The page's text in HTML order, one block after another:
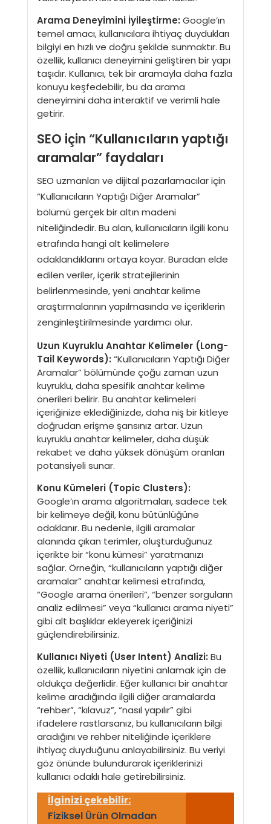
Arama Deneyimini İyileştirme: Google’ın
temel amacı, kullanıcılara ihtiyaç duydukları
bilgiyi en hızlı ve doğru şekilde sunmaktır. Bu
özellik, kullanıcı deneyimini geliştiren bir yapı
taşıdır. Kullanıcı, tek bir aramayla daha fazla
konuyu keşfedebilir, bu da arama
deneyimini daha interaktif ve verimli hale
getirir.
SEO için “Kullanıcıların yaptığı
aramalar” faydaları
SEO uzmanları ve dijital pazarlamacılar için
“Kullanıcıların Yaptığı Diğer Aramalar”
bölümü gerçek bir altın madeni
niteliğindedir. Bu alan, kullanıcıların ilgili konu
etrafında hangi alt kelimelere
odaklandıklarını ortaya koyar. Buradan elde
edilen veriler, içerik stratejilerinin
belirlenmesinde, yeni anahtar kelime
araştırmalarının yapılmasında ve içeriklerin
zenginleştirilmesinde yardımcı olur.
Uzun Kuyruklu Anahtar Kelimeler (Long-
Tail Keywords): “Kullanıcıların Yaptığı Diğer
Aramalar” bölümünde çoğu zaman uzun
kuyruklu, daha spesifik anahtar kelime
önerileri belirir. Bu anahtar kelimeleri
içeriğinize eklediğinizde, daha niş bir kitleye
doğrudan erişme şansınız artar. Uzun
kuyruklu anahtar kelimeler, daha düşük
rekabet ve daha yüksek dönüşüm oranları
potansiyeli sunar.
Konu Kümeleri (Topic Clusters):
Google’ın arama algoritmaları, sadece tek
bir kelimeye değil, konu bütünlüğüne
odaklanır. Bu nedenle, ilgili aramalar
alanında çıkan terimler, oluşturduğunuz
içerikte bir “konu kümesi” yaratmanızı
sağlar. Örneğin, “kullanıcıların yaptığı diğer
aramalar” anahtar kelimesi etrafında,
“Google arama önerileri”, “benzer sorguların
analiz edilmesi” veya “kullanıcı arama niyeti”
gibi alt başlıklar ekleyerek içeriğinizi
güçlendirebilirsiniz.
Kullanıcı Niyeti (User Intent) Analizi: Bu
özellik, kullanıcıların niyetini anlamak için de
oldukça değerlidir. Eğer kullanıcı bir anahtar
kelime aradığında ilgili diğer aramalarda
“rehber”, “kılavuz”, “nasıl yapılır” gibi
ifadelere rastlarsanız, bu kullanıcıların bilgi
aradığını ve rehber niteliğinde içeriklere
ihtiyaç duyduğunu anlayabilirsiniz. Bu veriyi
göz önünde bulundurarak içeriklerinizi
kullanıcı odaklı hale getirebilirsiniz.
İlginizi çekebilir:
Fiziksel Ürün Olmadan